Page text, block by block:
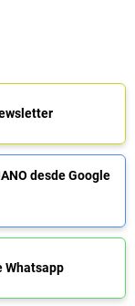
desde Google
Whatsapp